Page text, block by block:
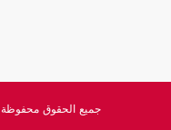
© [ 2025 ] [ COPONAT كوبونات ]. جميع الحقوق محفوظة